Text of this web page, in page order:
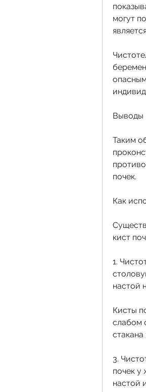
могут
Выводы
Таким
почек.
Как
кист
1.
настой
Кисты
слабом
стакана
3.
почек у
настой